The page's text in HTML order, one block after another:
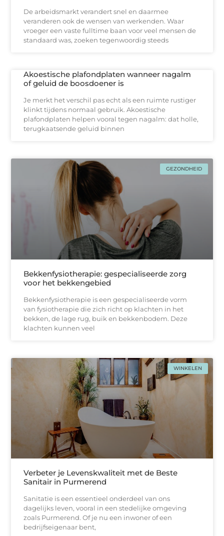
De arbeidsmarkt verandert snel en daarmee
veranderen ook de wensen van werkenden. Waar
vroeger een vaste fulltime baan voor veel mensen de
standaard was, zoeken tegenwoordig steeds
Akoestische plafondplaten wanneer nagalm
of geluid de boosdoener is
Je merkt het verschil pas echt als een ruimte rustiger
klinkt tijdens normaal gebruik. Akoestische
plafondplaten helpen vooral tegen nagalm: dat holle,
terugkaatsende geluid binnen
GEZONDHEID
Bekkenfysiotherapie: gespecialiseerde zorg
voor het bekkengebied
Bekkenfysiotherapie is een gespecialiseerde vorm
van fysiotherapie die zich richt op klachten in het
bekken, de lage rug, buik en bekkenbodem. Deze
klachten kunnen veel
WINKELEN
Verbeter je Levenskwaliteit met de Beste
Sanitair in Purmerend
Sanitatie is een essentieel onderdeel van ons
dagelijks leven, vooral in een stedelijke omgeving
zoals Purmerend. Of je nu een inwoner of een
bedrijfseigenaar bent,